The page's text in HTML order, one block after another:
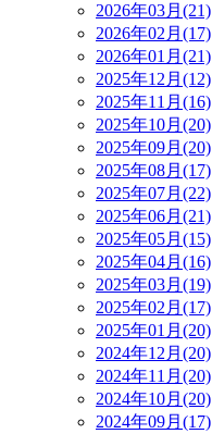
2026年03月(21)
2026年02月(17)
2026年01月(21)
2025年12月(12)
2025年11月(16)
2025年10月(20)
2025年09月(20)
2025年08月(17)
2025年07月(22)
2025年06月(21)
2025年05月(15)
2025年04月(16)
2025年03月(19)
2025年02月(17)
2025年01月(20)
2024年12月(20)
2024年11月(20)
2024年10月(20)
2024年09月(17)